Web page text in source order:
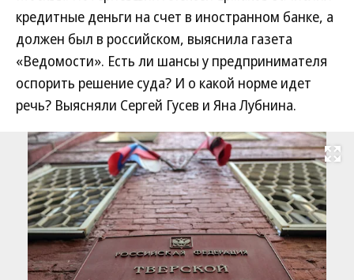
кредитные деньги на счет в иностранном банке, а
должен был в российском, выяснила газета
«Ведомости». Есть ли шансы у предпринимателя
оспорить решение суда? И о какой норме идет
речь? Выясняли Сергей Гусев и Яна Лубнина.
Развернуть